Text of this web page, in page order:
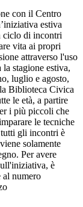
con il Centro
estiva
ciclo di incontri
vita ai propri
attraverso l'uso
stagione estiva,
luglio e agosto,
Biblioteca Civica
le età, a partire
i più piccoli che
le tecniche
tutti gli incontri è
solamente
Per avere
è
al numero